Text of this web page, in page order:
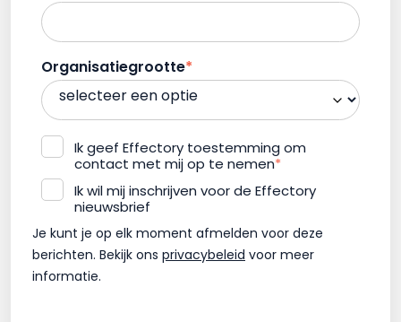
Organisatiegrootte*
Ik geef Effectory toestemming om
contact met mij op te nemen*
Ik wil mij inschrijven voor de Effectory
nieuwsbrief
Je kunt je op elk moment afmelden voor deze
berichten. Bekijk ons privacybeleid voor meer
informatie.